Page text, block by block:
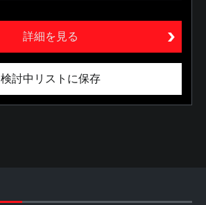
詳細を見る
検討中リストに保存